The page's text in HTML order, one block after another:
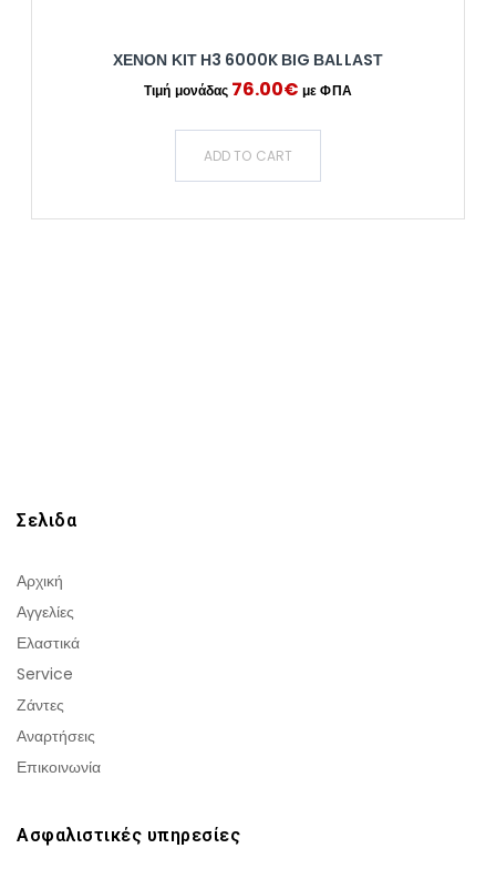
ΧΕΝΟΝ ΚΙΤ Η3 6000K ΒΙG ΒΑLLΑSΤ
76.00€
ADD TO CART
Σελιδα
Αρχική
Αγγελίες
Ελαστικά
Service
Ζάντες
Αναρτήσεις
Επικοινωνία
Ασφαλιστικές υπηρεσίες